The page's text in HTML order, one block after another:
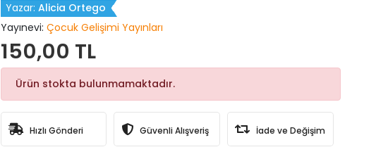
Yazar: Alicia Ortego
Yayınevi: Çocuk Gelişimi Yayınları
150,00 TL
Ürün stokta bulunmamaktadır.
Hızlı Gönderi Güvenli Alışveriş İade ve Değişim